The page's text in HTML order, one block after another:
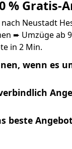
% Gratis-
Neustadt
➨ Umzüge ab
in 2 Min.
wenn es
beste